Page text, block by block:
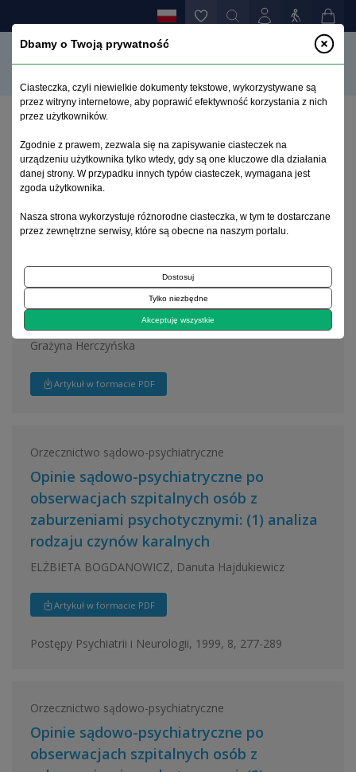
Archiwum 1992–2014
1999, tom 8, zeszyt 3
Józef Rolle 1829-1894
Grażyna Herczyńska
Artykuł w formacie PDF
Orzecznictwo sądowo-psychiatryczne
Opinie sądowo-psychiatryczne po
obserwacjach szpitalnych osób z
zaburzeniami psychotycznymi: (1) analiza
rodzaju czynów karalnych
ELŻBIETA BOGDANOWICZ, Danuta Hajdukiewicz
Artykuł w formacie PDF
Postępy Psychiatrii i Neurologii, 1999, 8, 277-289
Orzecznictwo sądowo-psychiatryczne
Opinie sądowo-psychiatryczne po
obserwacjach szpitalnych osób z
Dbamy o Twoją prywatność
Ciasteczka, czyli niewielkie dokumenty tekstowe, wykorzystywane są
przez witryny internetowe, aby poprawić efektywność korzystania z nich
przez użytkowników.
Zgodnie z prawem, zezwala się na zapisywanie ciasteczek na
urządzeniu użytkownika tylko wtedy, gdy są one kluczowe dla działania
danej strony. W przypadku innych typów ciasteczek, wymagana jest
zgoda użytkownika.
Nasza strona wykorzystuje różnorodne ciasteczka, w tym te dostarczane
przez zewnętrzne serwisy, które są obecne na naszym portalu.
Dostosuj
Tylko niezbędne
Akceptuję wszystkie